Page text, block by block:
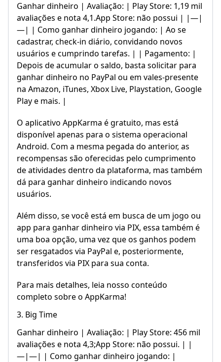
Ganhar dinheiro | Avaliação: | Play Store: 1,19 mil
avaliações e nota 4,1.App Store: não possui | |—|
—| | Como ganhar dinheiro jogando: | Ao se
cadastrar, check-in diário, convidando novos
usuários e cumprindo tarefas. | | Pagamento: |
Depois de acumular o saldo, basta solicitar para
ganhar dinheiro no PayPal ou em vales-presente
na Amazon, iTunes, Xbox Live, Playstation, Google
Play e mais. |
O aplicativo AppKarma é gratuito, mas está
disponível apenas para o sistema operacional
Android. Com a mesma pegada do anterior, as
recompensas são oferecidas pelo cumprimento
de atividades dentro da plataforma, mas também
dá para ganhar dinheiro indicando novos
usuários.
Além disso, se você está em busca de um jogo ou
app para ganhar dinheiro via PIX, essa também é
uma boa opção, uma vez que os ganhos podem
ser resgatados via PayPal e, posteriormente,
transferidos via PIX para sua conta.
Para mais detalhes, leia nosso conteúdo
completo sobre o AppKarma!
3. Big Time
Ganhar dinheiro | Avaliação: | Play Store: 456 mil
avaliações e nota 4,3;App Store: não possui. | |
—|—| | Como ganhar dinheiro jogando: |